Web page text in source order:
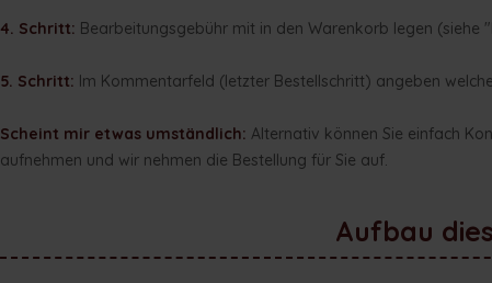
4. Schritt: Bearbeitungsgebühr mit in den Warenkorb legen (siehe
5. Schritt: Im Kommentarfeld (letzter Bestellschritt) angeben
Scheint mir etwas umständlich: Alternativ können Sie einfach
aufnehmen und wir nehmen die Bestellung für Sie auf.
Aufbau